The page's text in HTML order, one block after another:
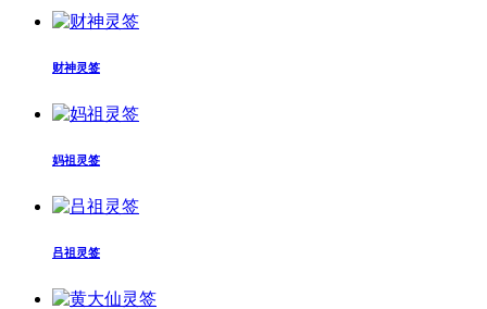
财神灵签
妈祖灵签
吕祖灵签